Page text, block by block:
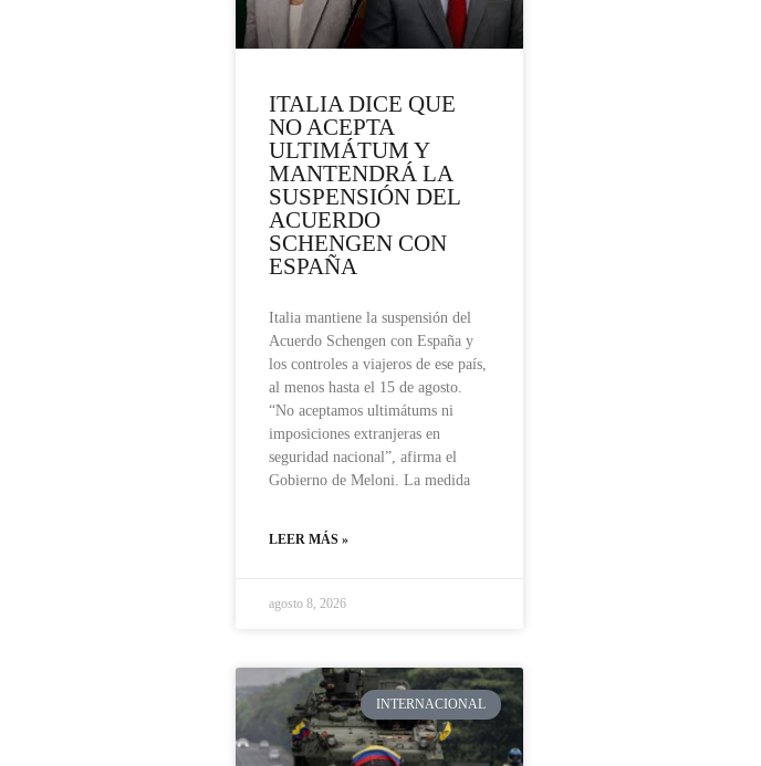
ITALIA DICE QUE
NO ACEPTA
ULTIMÁTUM Y
MANTENDRÁ LA
SUSPENSIÓN DEL
ACUERDO
SCHENGEN CON
ESPAÑA
Italia mantiene la suspensión del
Acuerdo Schengen con España y
los controles a viajeros de ese país,
al menos hasta el 15 de agosto.
“No aceptamos ultimátums ni
imposiciones extranjeras en
seguridad nacional”, afirma el
Gobierno de Meloni. La medida
LEER MÁS »
agosto 8, 2026
INTERNACIONAL